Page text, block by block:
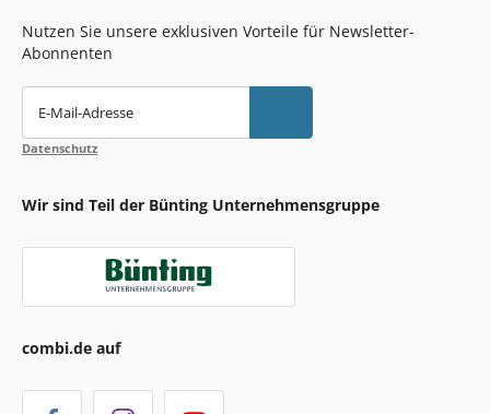
Nutzen Sie unsere exklusiven Vorteile für Newsletter-
Abonnenten
E-Mail-Adresse
Datenschutz
Wir sind Teil der Bünting Unternehmensgruppe
combi.de auf